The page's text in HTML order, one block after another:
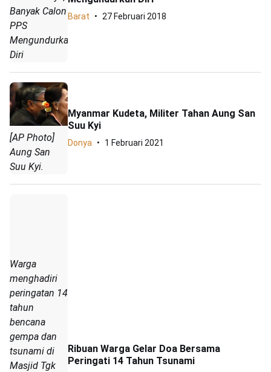
Banyak Calon
PPS
Mengundurkan
Diri
Barat 27 Februari 2018
[AP Photo]
Aung San
Suu Kyi.
Myanmar Kudeta, Militer Tahan Aung San
Suu Kyi
Donya 1 Februari 2021
Warga
menghadiri
peringatan 14
tahun
bencana
gempa dan
tsunami di
Masjid Tgk
Ribuan Warga Gelar Doa Bersama
Peringati 14 Tahun Tsunami